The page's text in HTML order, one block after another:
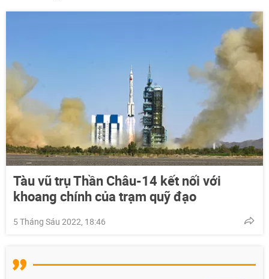
Tàu vũ trụ Thần Châu-14 kết nối với
khoang chính của trạm quỹ đạo
5 Tháng Sáu 2022, 18:46